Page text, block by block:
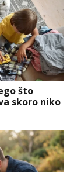
što
skoro niko